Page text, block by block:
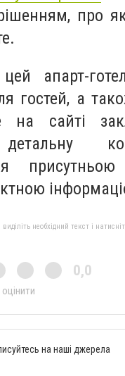
про
апарт-
гостей, а
на сайті
необхідний текст і
0,0
на наші джерела